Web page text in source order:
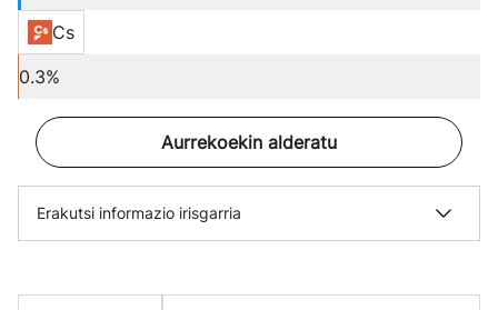
Cs
0.3%
Aurrekoekin alderatu
Erakutsi informazio irisgarria